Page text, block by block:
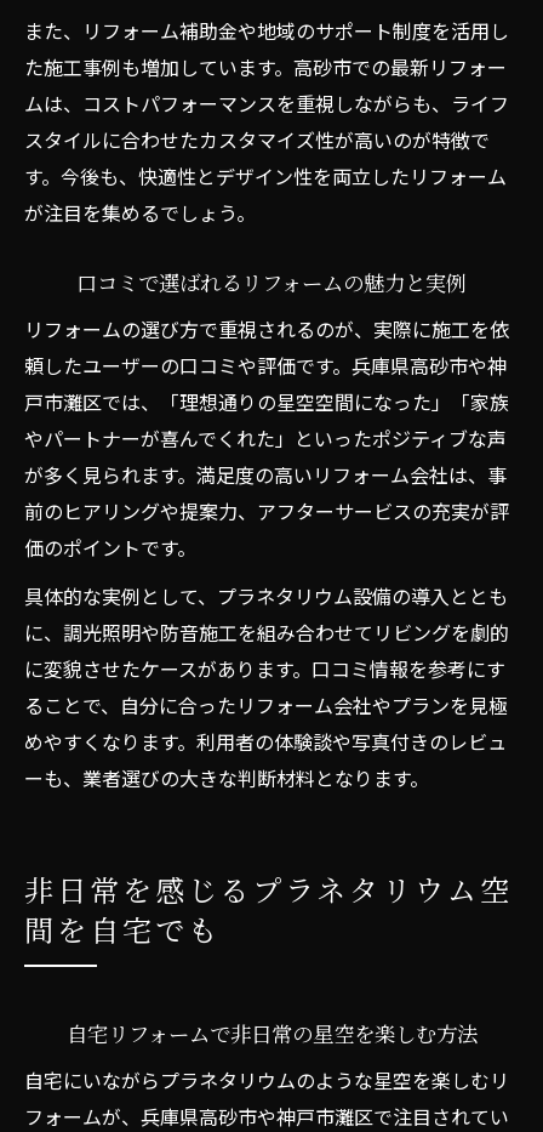
また、リフォーム補助金や地域のサポート制度を活用し
た施工事例も増加しています。高砂市での最新リフォー
ムは、コストパフォーマンスを重視しながらも、ライフ
スタイルに合わせたカスタマイズ性が高いのが特徴で
す。今後も、快適性とデザイン性を両立したリフォーム
が注目を集めるでしょう。
口コミで選ばれるリフォームの魅力と実例
リフォームの選び方で重視されるのが、実際に施工を依
頼したユーザーの口コミや評価です。兵庫県高砂市や神
戸市灘区では、「理想通りの星空空間になった」「家族
やパートナーが喜んでくれた」といったポジティブな声
が多く見られます。満足度の高いリフォーム会社は、事
前のヒアリングや提案力、アフターサービスの充実が評
価のポイントです。
具体的な実例として、プラネタリウム設備の導入ととも
に、調光照明や防音施工を組み合わせてリビングを劇的
に変貌させたケースがあります。口コミ情報を参考にす
ることで、自分に合ったリフォーム会社やプランを見極
めやすくなります。利用者の体験談や写真付きのレビュ
ーも、業者選びの大きな判断材料となります。
非日常を感じるプラネタリウム空
間を自宅でも
自宅リフォームで非日常の星空を楽しむ方法
自宅にいながらプラネタリウムのような星空を楽しむリ
フォームが、兵庫県高砂市や神戸市灘区で注目されてい